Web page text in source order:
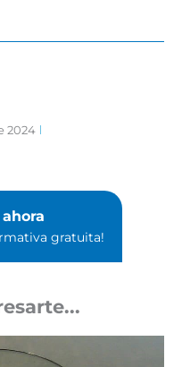
2024
gratuita!⁣